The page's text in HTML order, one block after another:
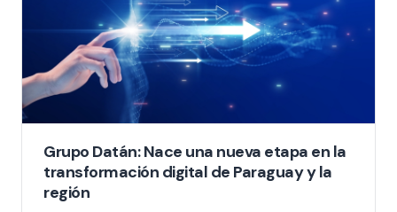
Grupo Datán: Nace una nueva etapa en la
transformación digital de Paraguay y la
región